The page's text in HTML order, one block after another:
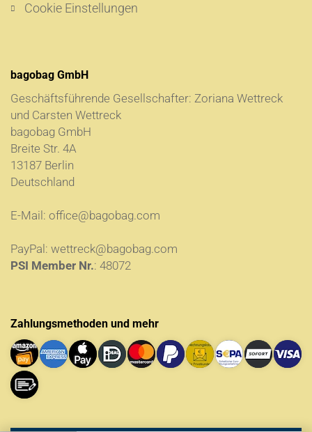
Cookie Einstellungen
bagobag GmbH
Geschäftsführende Gesellschafter: Zoriana Wettreck
und Carsten Wettreck
bagobag GmbH
Breite Str. 4A
13187 Berlin
Deutschland
E-Mail: office@bagobag.com
PayPal: wettreck@bagobag.com
PSI Member Nr.: 48072
Zahlungsmethoden und mehr